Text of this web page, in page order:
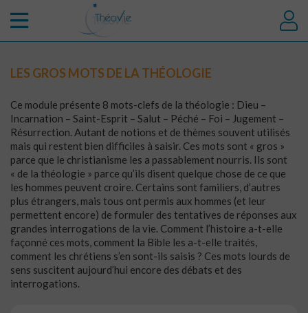
LES GROS MOTS DE LA THÉOLOGIE
Ce module présente 8 mots-clefs de la théologie : Dieu –
Incarnation – Saint-Esprit – Salut – Péché – Foi – Jugement –
Résurrection. Autant de notions et de thèmes souvent utilisés
mais qui restent bien difficiles à saisir. Ces mots sont « gros »
parce que le christianisme les a passablement nourris. Ils sont
« de la théologie » parce qu’ils disent quelque chose de ce que
les hommes peuvent croire. Certains sont familiers, d’autres
plus étrangers, mais tous ont permis aux hommes (et leur
permettent encore) de formuler des tentatives de réponses aux
grandes interrogations de la vie. Comment l’histoire a-t-elle
façonné ces mots, comment la Bible les a-t-elle traités,
comment les chrétiens s’en sont-ils saisis ? Ces mots lourds de
sens suscitent aujourd’hui encore des débats et des
interrogations.